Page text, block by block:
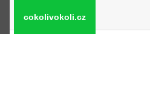
cokolivokoli.cz